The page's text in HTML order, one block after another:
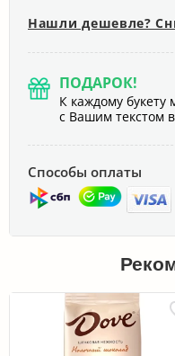
Нашли дешевле?
ПОДАРОК!
К каждому букету
с Вашим текстом
Способы оплаты